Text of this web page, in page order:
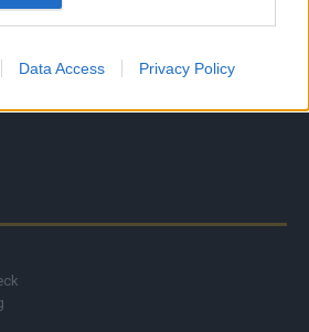
Data Access Privacy Policy